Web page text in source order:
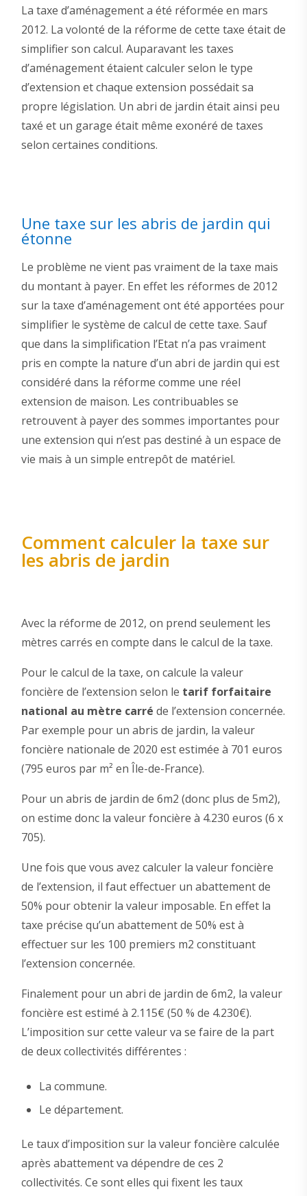
La taxe d’aménagement a été réformée en mars
2012. La volonté de la réforme de cette taxe était de
simplifier son calcul. Auparavant les taxes
d’aménagement étaient calculer selon le type
d’extension et chaque extension possédait sa
propre législation. Un abri de jardin était ainsi peu
taxé et un garage était même exonéré de taxes
selon certaines conditions.
Une taxe sur les abris de jardin qui
étonne
Le problème ne vient pas vraiment de la taxe mais
du montant à payer. En effet les réformes de 2012
sur la taxe d’aménagement ont été apportées pour
simplifier le système de calcul de cette taxe. Sauf
que dans la simplification l’Etat n’a pas vraiment
pris en compte la nature d’un abri de jardin qui est
considéré dans la réforme comme une réel
extension de maison. Les contribuables se
retrouvent à payer des sommes importantes pour
une extension qui n’est pas destiné à un espace de
vie mais à un simple entrepôt de matériel.
Comment calculer la taxe sur
les abris de jardin
Avec la réforme de 2012, on prend seulement les
mètres carrés en compte dans le calcul de la taxe.
Pour le calcul de la taxe, on calcule la valeur
foncière de l’extension selon le tarif forfaitaire
national au mètre carré de l’extension concernée.
Par exemple pour un abris de jardin, la valeur
foncière nationale de 2020 est estimée à 701 euros
(795 euros par m² en Île-de-France).
Pour un abris de jardin de 6m2 (donc plus de 5m2),
on estime donc la valeur foncière à 4.230 euros (6 x
705).
Une fois que vous avez calculer la valeur foncière
de l’extension, il faut effectuer un abattement de
50% pour obtenir la valeur imposable. En effet la
taxe précise qu’un abattement de 50% est à
effectuer sur les 100 premiers m2 constituant
l’extension concernée.
Finalement pour un abri de jardin de 6m2, la valeur
foncière est estimé à 2.115€ (50 % de 4.230€).
L’imposition sur cette valeur va se faire de la part
de deux collectivités différentes :
La commune.
Le département.
Le taux d’imposition sur la valeur foncière calculée
après abattement va dépendre de ces 2
collectivités. Ce sont elles qui fixent les taux